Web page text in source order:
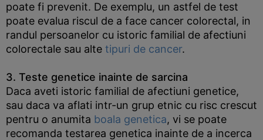
poate fi prevenit. De exemplu, un astfel de test
poate evalua riscul de a face cancer colorectal, in
randul persoanelor cu istoric familial de afectiuni
colorectale sau alte tipuri de cancer.
3. Teste genetice inainte de sarcina
Daca aveti istoric familial de afectiuni genetice,
sau daca va aflati intr-un grup etnic cu risc crescut
pentru o anumita boala genetica, vi se poate
recomanda testarea genetica inainte de a incerca